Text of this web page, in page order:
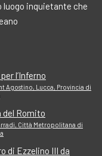
luogo inquietante che
l’Inferno
Agostino, Lucca, Provincia di
del Romito
Città Metropolitana di
di Ezzelino III da